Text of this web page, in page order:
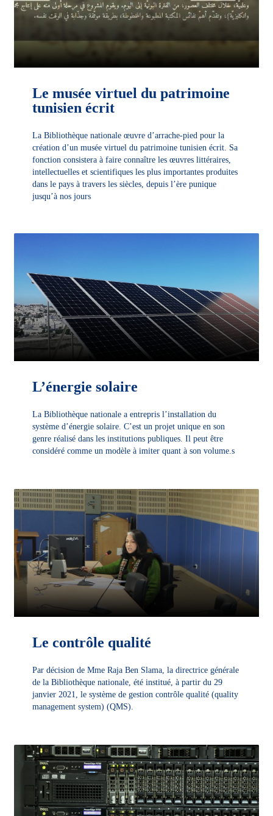
Le musée virtuel du patrimoine
tunisien écrit
La Bibliothèque nationale œuvre d’arrache-pied pour la
création d’un musée virtuel du patrimoine tunisien écrit. Sa
fonction consistera à faire connaître les œuvres littéraires,
intellectuelles et scientifiques les plus importantes produites
dans le pays à travers les siècles, depuis l’ère punique
jusqu’à nos jours
L’énergie solaire
La Bibliothèque nationale a entrepris l’installation du
système d’énergie solaire. C’est un projet unique en son
genre réalisé dans les institutions publiques. Il peut être
considéré comme un modèle à imiter quant à son volume.s
Le contrôle qualité
Par décision de Mme Raja Ben Slama, la directrice générale
de la Bibliothèque nationale, été institué, à partir du 29
janvier 2021, le système de gestion contrôle qualité (quality
management system) (QMS).